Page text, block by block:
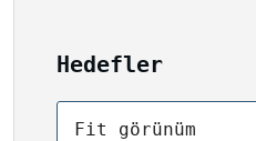
Hedefler
Fit görünüm